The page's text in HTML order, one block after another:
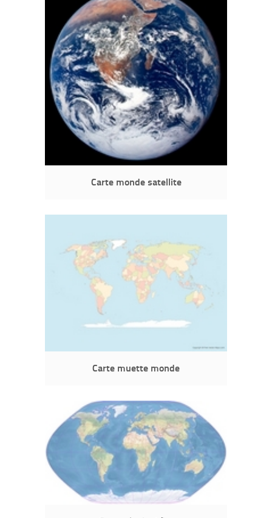
Carte monde satellite
Carte muette monde